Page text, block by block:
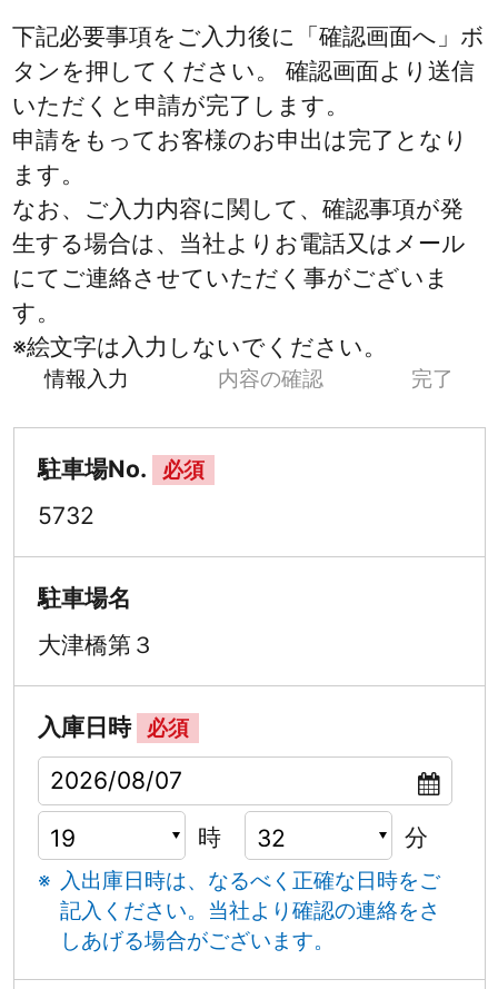
下記必要事項をご入力後に「確認画面へ」ボ
タンを押してください。 確認画面より送信
いただくと申請が完了します。
申請をもってお客様のお申出は完了となり
ます。
なお、ご入力内容に関して、確認事項が発
生する場合は、当社よりお電話又はメール
にてご連絡させていただく事がございま
す。
※絵文字は入力しないでください。
情報入力 内容の確認 完了
駐車場No. 必須
5732
駐車場名
大津橋第３
入庫日時 必須
時 分
入出庫日時は、なるべく正確な日時をご
記入ください。 当社より確認の連絡をさ
しあげる場合がございます。